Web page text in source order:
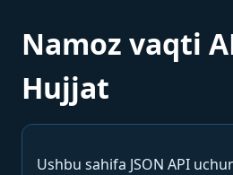
Namoz vaqti
Hujjat
Ushbu sahifa JSON API